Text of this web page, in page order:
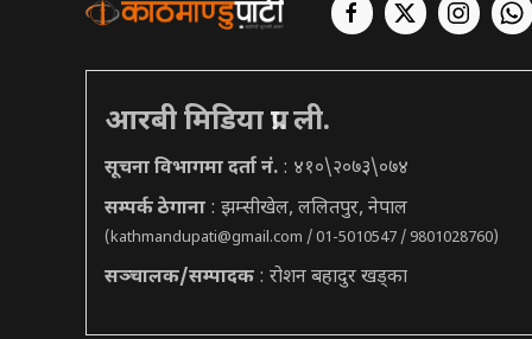
आरबी मिडिया प्रा. ली.
सूचना विभागमा दर्ता नं. : ४१०\२०७३\०७४
सम्पर्क ठेगाना : झम्सीखेल, ललितपुर, नेपाल
(kathmandupati@gmail.com / 01-5010547 / 9801028760)
सञ्चालक/सम्पादक : रोशन बहादुर खड्का